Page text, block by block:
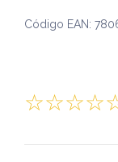
Código EAN: